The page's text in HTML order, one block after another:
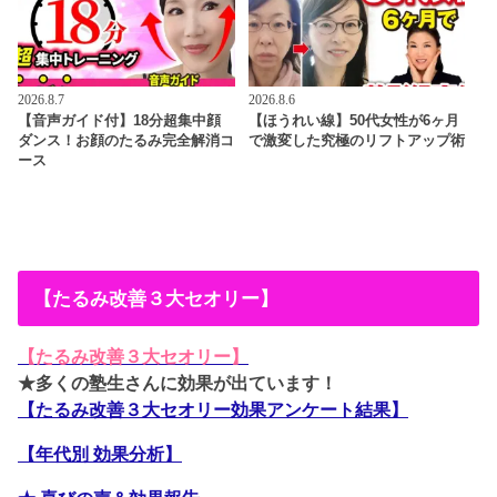
2026.8.7
【音声ガイド付】18分超集中顔
ダンス！お顔のたるみ完全解消コ
ース
2026.8.6
【ほうれい線】50代女性が6ヶ月
で激変した究極のリフトアップ術
【たるみ改善３大セオリー】
【たるみ改善３大セオリー】
★多くの塾生さんに効果が出ています！
【たるみ改善３大セオリー効果アンケート結果】
【年代別 効果分析】